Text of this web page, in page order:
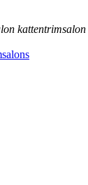
kattentrimsalon